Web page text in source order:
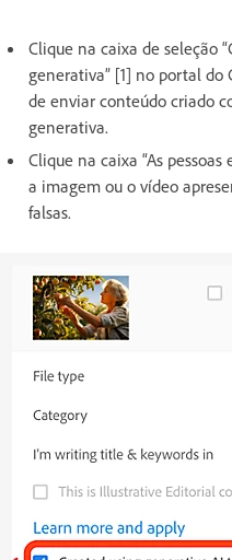
Clique na caixa de seleção
generativa” [1] no portal do
de enviar conteúdo criado
generativa.
Clique na caixa “As
a imagem ou o vídeo
falsas.